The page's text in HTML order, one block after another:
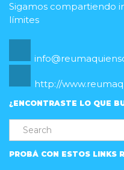
Sigamos compartiendo
límites
http://
¿ENCONTRASTE LO QUE
PROBÁ CON ESTOS LINKS